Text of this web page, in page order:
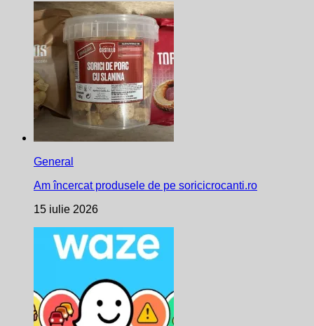
General
Am încercat produsele de pe soricicrocanti.ro
15 iulie 2026